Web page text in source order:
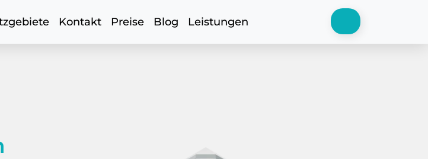
Kontakt Preise Blog Leistungen